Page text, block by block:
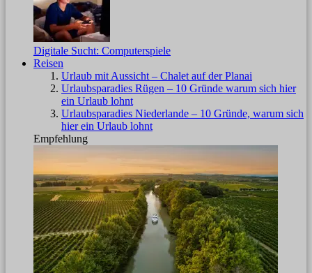
Digitale Sucht: Computerspiele
Reisen
Urlaub mit Aussicht – Chalet auf der Planai
Urlaubsparadies Rügen – 10 Gründe warum sich hier
ein Urlaub lohnt
Urlaubsparadies Niederlande – 10 Gründe, warum sich
hier ein Urlaub lohnt
Empfehlung